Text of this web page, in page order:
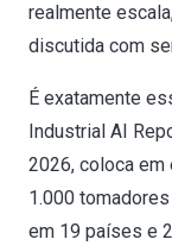
realmente
discutida com
É exatamente
Industrial AI
2026, coloca em
1.000
em 19 países e